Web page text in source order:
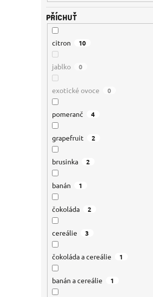
PŘÍCHUŤ
citron 10
jablko 0
exotické ovoce 0
pomeranč 4
grapefruit 2
brusinka 2
banán 1
čokoláda 2
cereálie 3
čokoláda a cereálie 1
banán a cereálie 1